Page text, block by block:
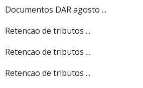
Documentos DAR agosto ...
Retencao de tributos ...
Retencao de tributos ...
Retencao de tributos ...